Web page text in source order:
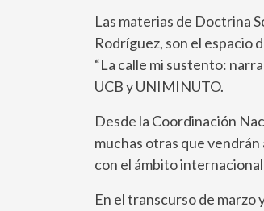
Las materias de Doctrina
Rodríguez, son el espacio
“La calle mi sustento:
UCB y UNIMINUTO.
Desde la Coordinación
muchas otras que
con el ámbito
En el transcurso de marzo